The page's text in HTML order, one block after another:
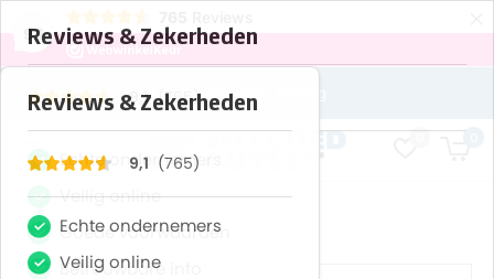
9,1
Zeer hoge korting
Flavel ( Beko )